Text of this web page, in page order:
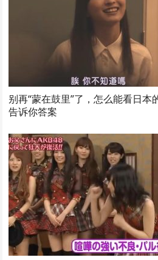
别再“蒙在鼓里”了，怎么能看日
告诉你答案